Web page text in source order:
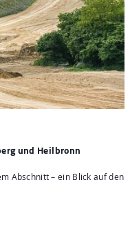
und Heilbronn
Abschnitt – ein Blick auf den